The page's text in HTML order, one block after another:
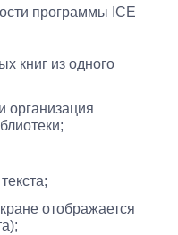
программы ICE
книг из одного
организация
отображается